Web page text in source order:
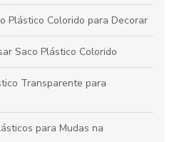
Plástico Colorido para Decorar
Saco Plástico Colorido
Transparente para
para Mudas na